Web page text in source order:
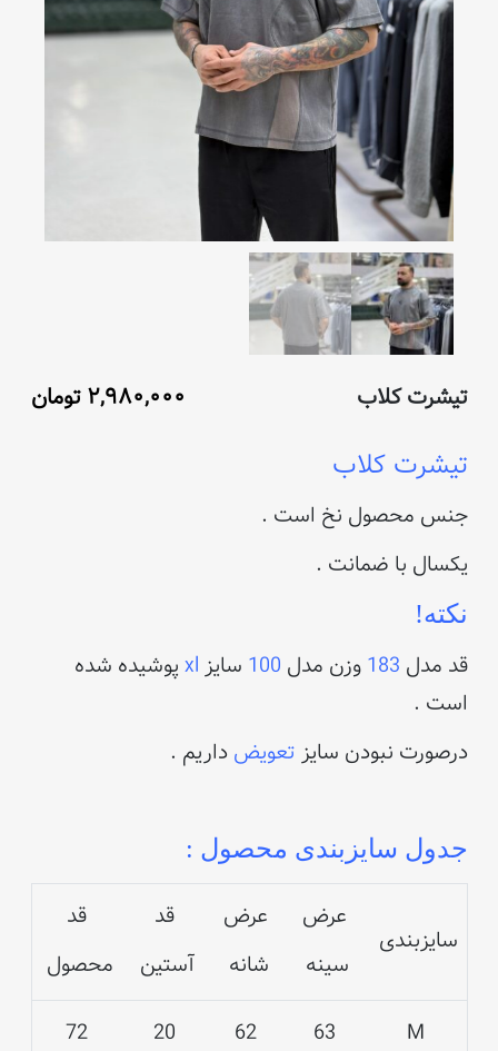
تیشرت کلاب ۲,۹۸۰,۰۰۰ تومان
تیشرت کلاب
جنس محصول نخ است .
یکسال با ضمانت .
نکته!
قد مدل 183 وزن مدل 100 سایز xl پوشیده شده
است .
درصورت نبودن سایز تعویض داریم .
جدول سایزبندی محصول :
سایزبندی
عرض
سینه
عرض
شانه
قد
آستین
قد
محصول
M
63
62
20
72